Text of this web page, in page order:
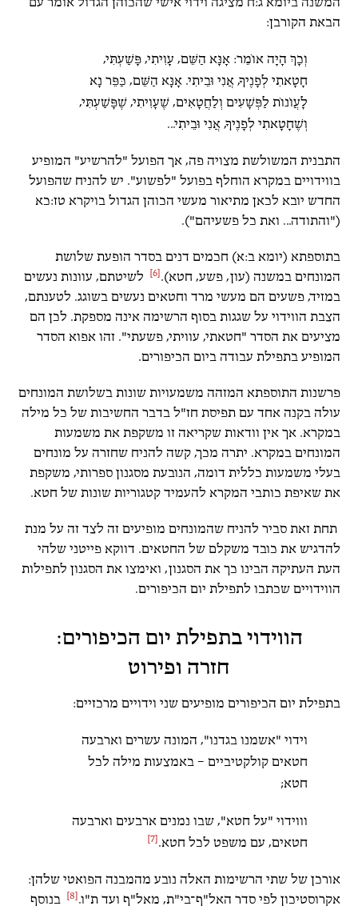
המשנה ביומא ג:ח מציגה וידוי אישי שהכוהן הגדול אומר עם
הבאת הקורבן:
וְכָךְ הָיָה אוֹמֵר: אָנָּא הַשֵּׁם, עָוִיתִי, פָּשַׁעְתִּי,
חָטָאתִי לְפָנֶיךָ, אֲנִי וּבֵיתִי. אָנָּא הַשֵּׁם, כַּפֵּר נָא
לָעֲוֹנוֹת לַפְּשָׁעִים וְלַחֲטָאִים, שֶׁעָוִיתִי, שֶׁפָּשַׁעְתִּי,
וְשֶׁחָטָאתִי לְפָנֶיךָ, אֲנִי וּבֵיתִי...
התבנית המשולשת מצויה פה, אך הפועל "להרשיע" המופיע
בווידויים במקרא הוחלף בפועל "לפשוע". יש להניח שהפועל
החדש יובא לכאן מתיאור מעשי הכוהן הגדול בויקרא טז:כא
("והתודה... ואת כל פשעיהם").
בתוספתא (יומא ב:א) חכמים דנים בסדר הופעת שלושת
המונחים במשנה (עון, פשע, חטא). [6]
לשיטתם, עוונות נעשים
במזיד, פשעים הם מעשי מרד וחטאים נעשים בשוגג. לטענתם,
הצבת הווידוי על שגגות בסוף הרשימה אינה מספקת. לכן הם
מציעים את הסדר "חטאתי, עוויתי, פשעתי". זהו אפוא הסדר
המופיע בתפילת עבודה ביום הכיפורים.
פרשנות התוספתא המזהה משמעויות שונות בשלושת המונחים
עולה בקנה אחד עם תפיסת חז"ל בדבר החשיבות של כל מילה
במקרא. אך אין וודאות שקריאה זו משקפת את משמעות
המונחים במקרא. יתרה מכך, קשה להניח שחזרה על מונחים
בעלי משמעות כללית דומה, הנובעת מסגנון ספרותי, משקפת
את שאיפת כותבי המקרא להעמיד קטגוריות שונות של חטא.
תחת זאת סביר להניח שהמונחים מופיעים זה לצד זה על מנת
להדגיש את כובד משקלם של החטאים. דווקא פייטני שלהי
העת העתיקה הבינו כך את הסגנון, ואימצו את הסגנון לתפילות
הווידויים שכתבו לתפילת יום הכיפורים.
הווידוי בתפילת יום הכיפורים:
חזרה ופירוט
בתפילת יום הכיפורים מופיעים שני וידויים מרכזיים:
וידוי "אשמנו בגדנו", המונה עשרים וארבעה
חטאים קולקטיביים – באמצעות מילה לכל
חטא;
וווידוי "על חטא", שבו נמנים ארבעים וארבעה
חטאים, עם משפט לכל חטא. [7]
אורכן של שתי הרשימות האלה נובע מהמבנה הפואטי שלהן:
אקרוסטיכון לפי סדר האל"ף־בי"ת, מאל"ף ועד ת"ו. [8]
בנוסף